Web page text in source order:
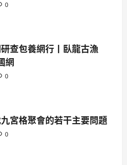
0
查包養網行丨臥龍古漁
網
0
九宮格聚會的若干主要問題
0